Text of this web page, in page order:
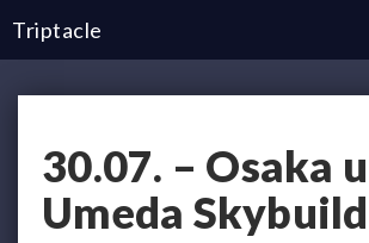
Triptacle
–
Osaka
und
Umeda
30.07. – Osaka
Umeda